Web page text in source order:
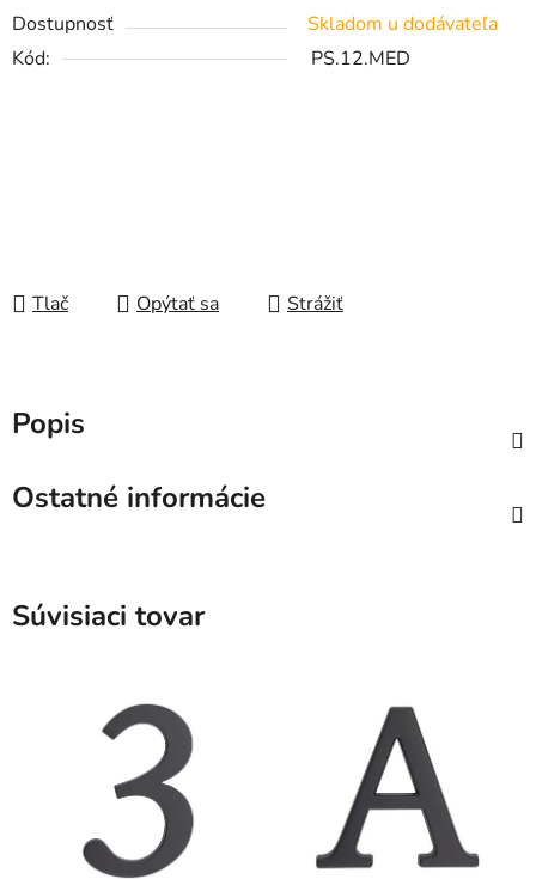
Dostupnosť
Skladom u dodávateľa
Kód:
PS.12.MED
Tlač Opýtať sa Strážiť
Popis
Ostatné informácie
Súvisiaci tovar